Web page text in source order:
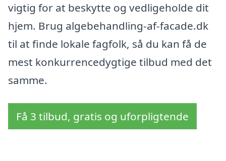
vigtig for at beskytte og vedligeholde dit
hjem. Brug algebehandling-af-facade.dk
til at finde lokale fagfolk, så du kan få de
mest konkurrencedygtige tilbud med det
samme.
Få 3 tilbud, gratis og uforpligtende